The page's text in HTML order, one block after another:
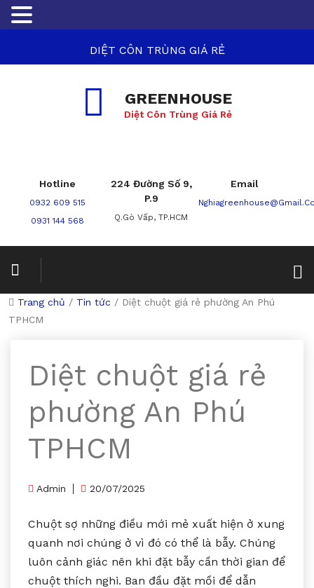
DIỆT CÔN TRÙNG GIÁ RẺ
GREENHOUSE
Diệt Côn Trùng Giá Rẻ
Hotline
0932 609 515
0931 144 568
224 Đường Số 9,
P.9
Q.Gò Vấp, TP.HCM
Email
Trang chủ / Tin tức / Diệt chuột giá rẻ phường An Phú
TPHCM
Diệt chuột giá rẻ
phường An Phú
TPHCM
Admin 20/07/2025
Chuột sợ những điều mới mẻ xuất hiện ở xung
quanh nơi chúng ở vì đó có thể là bẫy. Chúng
luôn cảnh giác nên khi đặt bẫy cần thời gian để
chuột thích nghi. Ban đầu đặt mồi để dẫn